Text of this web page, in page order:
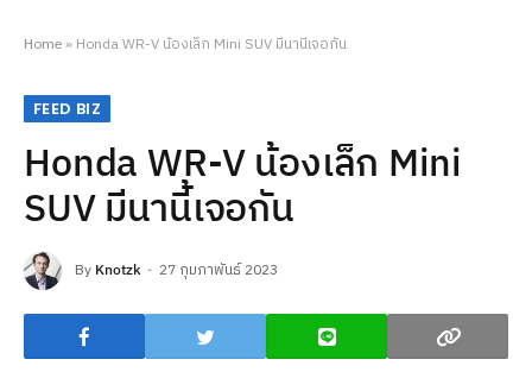
Home» Honda WR-V น้องเล็ก Mini SUV มีนานี้เจอกัน
FEED BIZ
Honda WR-V น้องเล็ก Mini
SUV มีนานี้เจอกัน
By Knotzk 27 กุมภาพันธ์ 2023